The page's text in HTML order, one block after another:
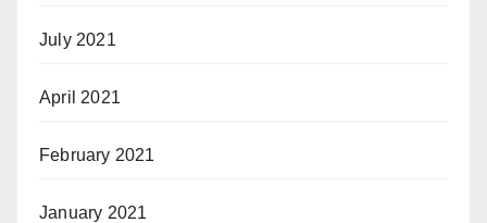
July 2021
April 2021
February 2021
January 2021